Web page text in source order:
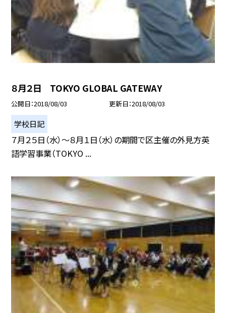
８月２日 TOKYO GLOBAL GATEWAY
公開日 2018/08/03 更新日 2018/08/03
学校日記
７月２５日（水）〜８月１日（水）の期間で区主催の外見方英
語学習事業（TOKYO ...